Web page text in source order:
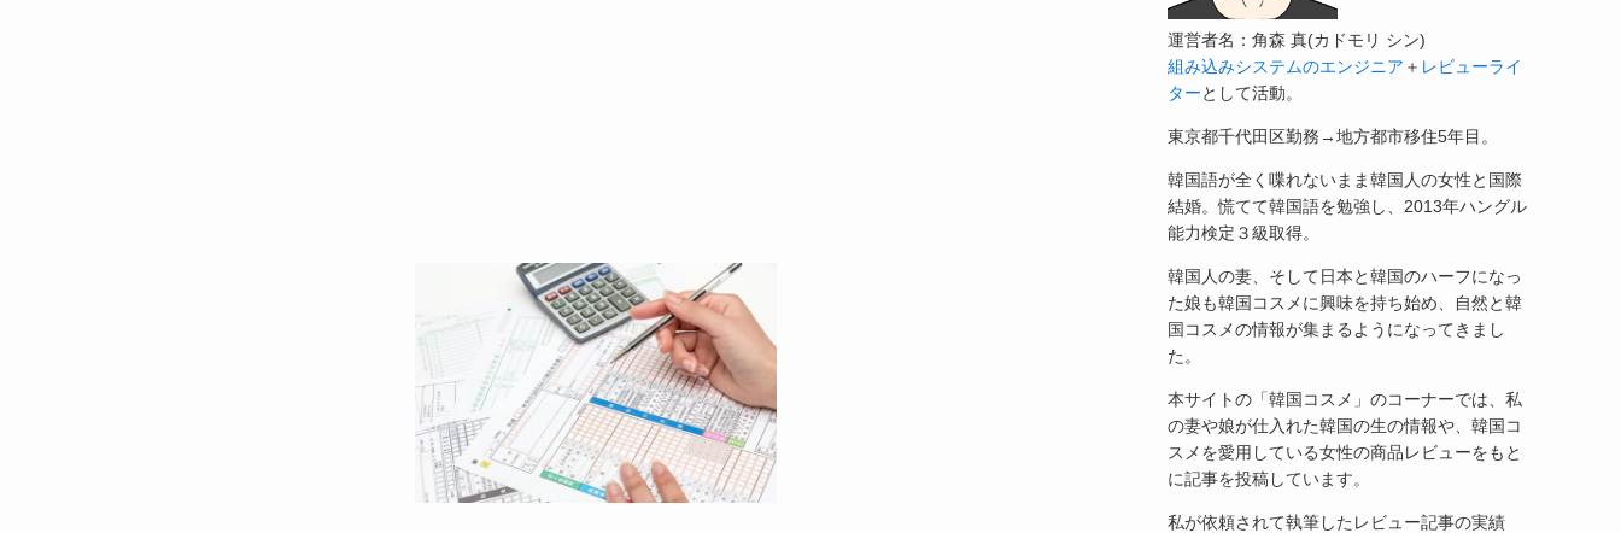
運営者名：角森 真(カドモリ シン)
組み込みシステムのエンジニア ＋ レビューライ
ターとして活動。
東京都千代田区勤務→地方都市移住5年目。
韓国語が全く喋れないまま韓国人の女性と国際
結婚。慌てて韓国語を勉強し、2013年ハングル
能力検定３級取得。
韓国人の妻、そして日本と韓国のハーフになっ
た娘も韓国コスメに興味を持ち始め、自然と韓
国コスメの情報が集まるようになってきまし
た。
本サイトの「韓国コスメ」のコーナーでは、私
の妻や娘が仕入れた韓国の生の情報や、韓国コ
スメを愛用している女性の商品レビューをもと
に記事を投稿しています。
私が依頼されて執筆したレビュー記事の実績